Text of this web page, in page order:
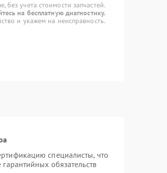
учета стоимости запчастей.
на бесплатную диагностику.
и укажем на неисправность.
специалисты, что
обязательств